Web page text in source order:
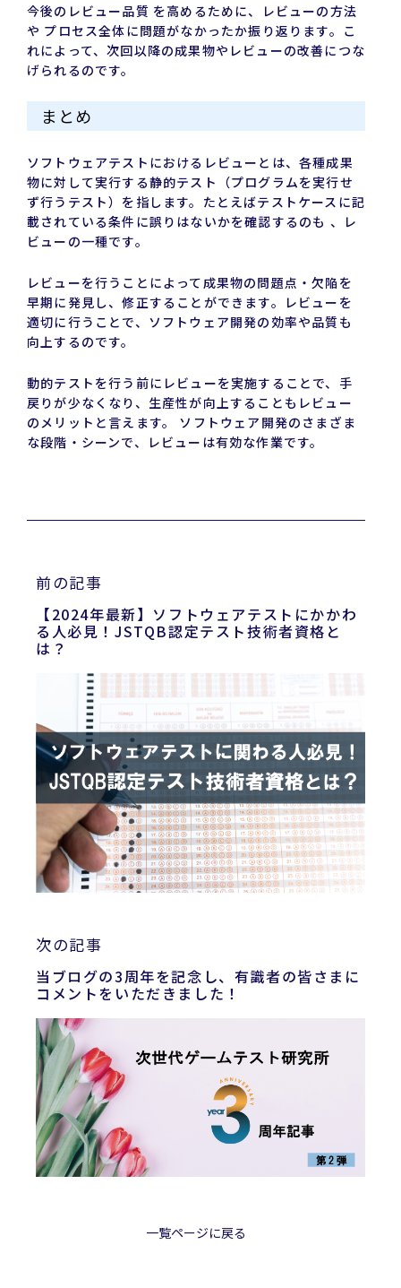
今後のレビュー品質 を高めるために、レビューの方法
や プロセス全体に問題がなかったか振り返ります。こ
れによって、次回以降の成果物やレビューの改善につな
げられるのです。
まとめ
ソフトウェアテストにおけるレビューとは、各種成果
物に対して実行する静的テスト（プログラムを実行せ
ず行うテスト）を指します。たとえばテストケースに記
載されている条件に誤りはないかを確認するのも 、レ
ビューの一種です。
レビューを行うことによって成果物の問題点・欠陥を
早期に発見し、修正することができます。レビューを
適切に行うことで、ソフトウェア開発の効率や品質も
向上するのです。
動的テストを行う前にレビューを実施することで、手
戻りが少なくなり、生産性が向上することもレビュー
のメリットと言えます。 ソフトウェア開発のさまざま
な段階・シーンで、レビューは有効な作業です。
前の記事
【2024年最新】ソフトウェアテストにかかわ
る人必見！JSTQB認定テスト技術者資格と
は？
次の記事
当ブログの3周年を記念し、有識者の皆さまに
コメントをいただきました！
一覧ページに戻る